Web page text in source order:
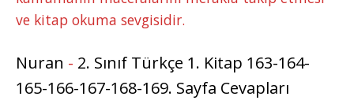
ve kitap okuma sevgisidir.
Nuran - 2. Sınıf Türkçe 1. Kitap 163-164-
165-166-167-168-169. Sayfa Cevapları